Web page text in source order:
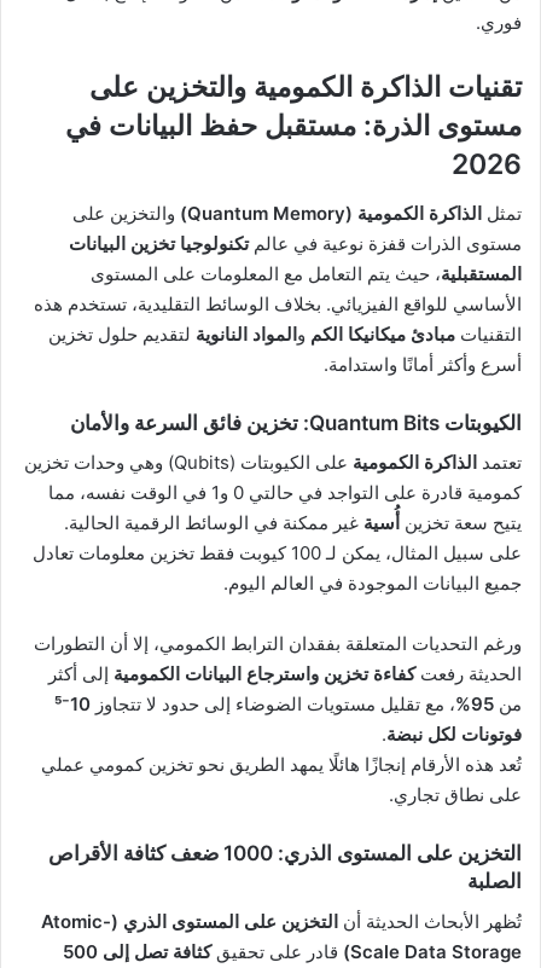
فوري.
تقنيات الذاكرة الكمومية والتخزين على
مستوى الذرة: مستقبل حفظ البيانات في
2026
تمثل الذاكرة الكمومية (Quantum Memory)
والتخزين على
مستوى الذرات قفزة نوعية في عالمتكنولوجيا تخزين البيانات
المستقبلية، حيث يتم التعامل مع المعلومات على المستوى
الأساسي للواقع الفيزيائي. بخلاف الوسائط التقليدية، تستخدم هذه
التقنيات مبادئ ميكانيكا الكم والمواد النانوية لتقديم حلول تخزين
أسرع وأكثر أمانًا واستدامة.
الكيوبتات Quantum Bits: تخزين فائق السرعة والأمان
تعتمد الذاكرة الكمومية
على الكيوبتات (Qubits) وهي وحدات تخزين
كمومية قادرة على التواجد في حالتي 0 و1 في الوقت نفسه، مما
يتيح سعة تخزين أُسية غير ممكنة في الوسائط الرقمية الحالية.
على سبيل المثال، يمكن لـ 100 كيوبت فقط تخزين معلومات تعادل
جميع البيانات الموجودة في العالم اليوم.
ورغم التحديات المتعلقة بفقدان الترابط الكمومي، إلا أن التطورات
الحديثة رفعتكفاءة تخزين واسترجاع البيانات الكمومية إلى أكثر
من 95% ، مع تقليل مستويات الضوضاء إلى حدود لا تتجاوز
10⁻⁵
فوتونات لكل نبضة.
تُعد هذه الأرقام إنجازًا هائلًا يمهد الطريق نحو تخزين كمومي عملي
على نطاق تجاري.
التخزين على المستوى الذري: 1000 ضعف كثافة الأقراص
الصلبة
تُظهر الأبحاث الحديثة أن
التخزين على المستوى الذري (Atomic-
Scale Data Storage) قادر على تحقيق
كثافة تصل إلى 500